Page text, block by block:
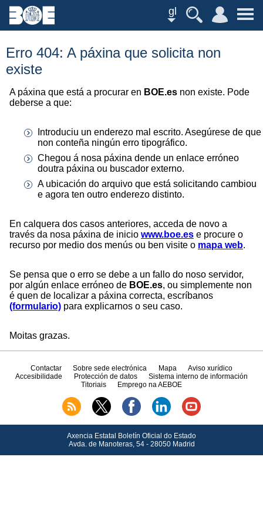
gl
Erro 404: A páxina que solicita non
existe
A páxina que está a procurar en BOE.es non existe. Pode
deberse a que:
Introduciu un enderezo mal escrito. Asegúrese de que
non conteña ningún erro tipográfico.
Chegou á nosa páxina dende un enlace erróneo
doutra páxina ou buscador externo.
A ubicación do arquivo que está solicitando cambiou
e agora ten outro enderezo distinto.
En calquera dos casos anteriores, acceda de novo a
través da nosa páxina de inicio www.boe.es e procure o
recurso por medio dos menús ou ben visite o mapa web.
Se pensa que o erro se debe a un fallo do noso servidor,
por algún enlace erróneo de BOE.es, ou simplemente non
é quen de localizar a páxina correcta, escríbanos
(formulario) para explicarnos o seu caso.
Moitas grazas.
Contactar Sobre sede electrónica Mapa
Aviso xurídico
Accesibilidade
Protección de datos
Sistema interno de información
Titoriais
Emprego na AEBOE
Axencia Estatal Boletín Oficial do Estado
Avda.de Manoteras, 54 - 28050 Madrid